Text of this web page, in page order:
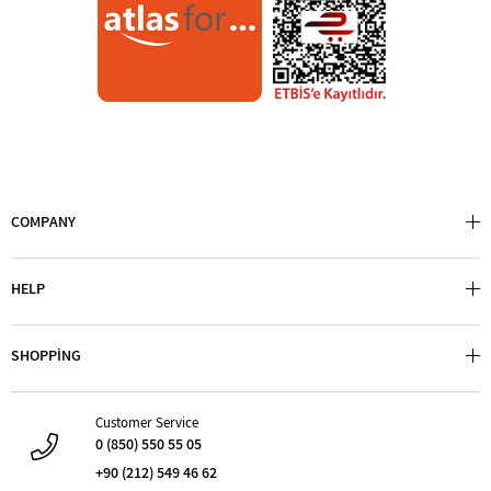
bulunan standartları genelde 150 mm, 200 mm ve 300 mm olup,
çok daha uzun ölçülerine de ülkemizde ulaşabilmekteyiz.
Kumpas neyi ölçer ?
Nemli ve tozlu ortamlarda bu ölçümlerde aksaklıklar
COMPANY
HELP
SHOPPİNG
Customer Service
0 (850) 550 55 05
+90 (212) 549 46 62